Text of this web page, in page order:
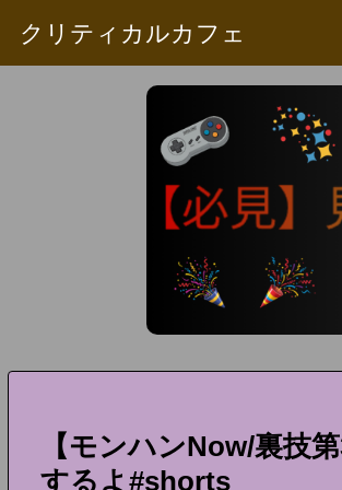
クリティカルカフェ
【モンハンNow/裏技
するよ#shorts